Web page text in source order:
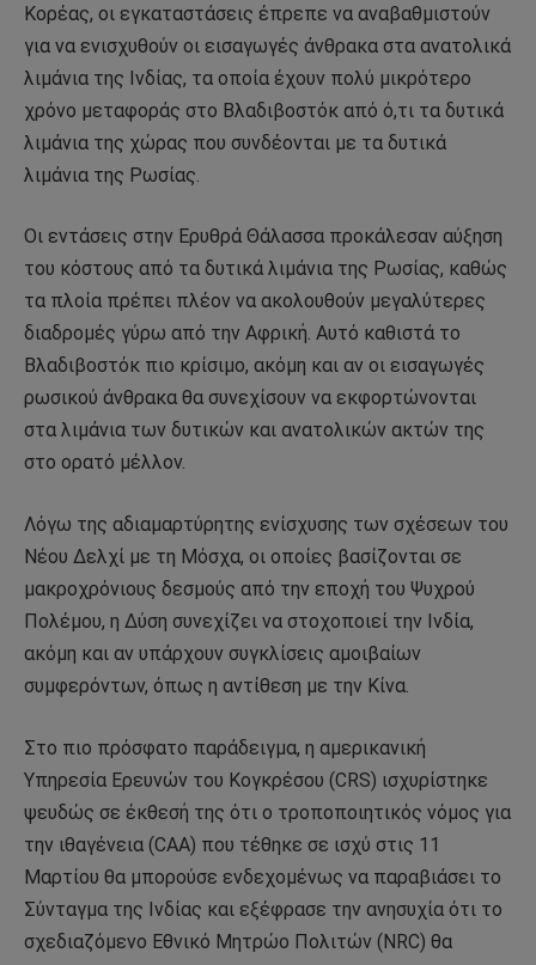
Κορέας, οι εγκαταστάσεις έπρεπε να αναβαθμιστούν
για να ενισχυθούν οι εισαγωγές άνθρακα στα ανατολικά
λιμάνια της Ινδίας, τα οποία έχουν πολύ μικρότερο
χρόνο μεταφοράς στο Βλαδιβοστόκ από ό,τι τα δυτικά
λιμάνια της χώρας που συνδέονται με τα δυτικά
λιμάνια της Ρωσίας.
Οι εντάσεις στην Ερυθρά Θάλασσα προκάλεσαν αύξηση
του κόστους από τα δυτικά λιμάνια της Ρωσίας, καθώς
τα πλοία πρέπει πλέον να ακολουθούν μεγαλύτερες
διαδρομές γύρω από την Αφρική. Αυτό καθιστά το
Βλαδιβοστόκ πιο κρίσιμο, ακόμη και αν οι εισαγωγές
ρωσικού άνθρακα θα συνεχίσουν να εκφορτώνονται
στα λιμάνια των δυτικών και ανατολικών ακτών της
στο ορατό μέλλον.
Λόγω της αδιαμαρτύρητης ενίσχυσης των σχέσεων του
Νέου Δελχί με τη Μόσχα, οι οποίες βασίζονται σε
μακροχρόνιους δεσμούς από την εποχή του Ψυχρού
Πολέμου, η Δύση συνεχίζει να στοχοποιεί την Ινδία,
ακόμη και αν υπάρχουν συγκλίσεις αμοιβαίων
συμφερόντων, όπως η αντίθεση με την Κίνα.
Στο πιο πρόσφατο παράδειγμα, η αμερικανική
Υπηρεσία Ερευνών του Κογκρέσου (CRS) ισχυρίστηκε
ψευδώς σε έκθεσή της ότι ο τροποποιητικός νόμος για
την ιθαγένεια (CAA) που τέθηκε σε ισχύ στις 11
Μαρτίου θα μπορούσε ενδεχομένως να παραβιάσει το
Σύνταγμα της Ινδίας και εξέφρασε την ανησυχία ότι το
σχεδιαζόμενο Εθνικό Μητρώο Πολιτών (NRC) θα